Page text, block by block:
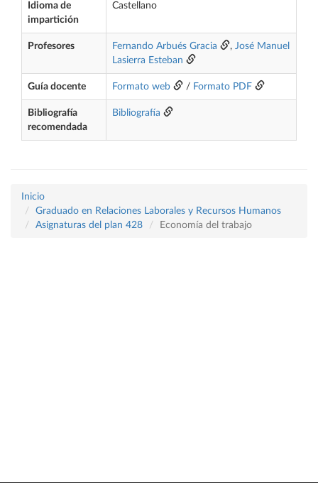
Idioma de
impartición
Castellano
Profesores Fernando Arbués Gracia , José Manuel
Lasierra Esteban
Guía docente Formato web / Formato PDF
Bibliografía
recomendada
Bibliografía
Inicio
Graduado en Relaciones Laborales y Recursos Humanos
Asignaturas del plan 428
Economía del trabajo